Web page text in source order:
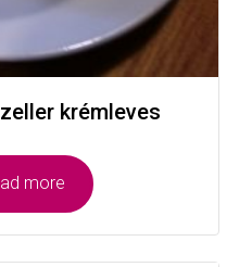
krémleves
more